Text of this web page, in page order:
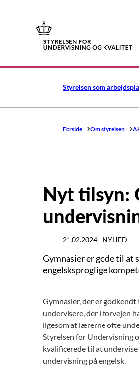
Styrelsen som
Forside Om styrelsen
Nyt tilsyn:
21.02.2024 NYHED
Gymnasier er gode til at
engelsksproglige
Gymnasier, der er
undervisere, der i forvejen
ligesom at lærerne ofte
Styrelsen for Undervisning
kvalificerede til at
undervisning på engelsk.